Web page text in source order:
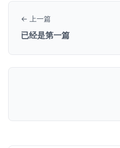
← 上一篇
已经是第一篇